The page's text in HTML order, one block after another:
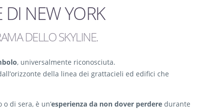
DI NEW YORK
DELLO SKYLINE.
, universalmente riconosciuta.
della linea dei grattacieli ed edifici che
di sera, è un’esperienza da non dover perdere durante